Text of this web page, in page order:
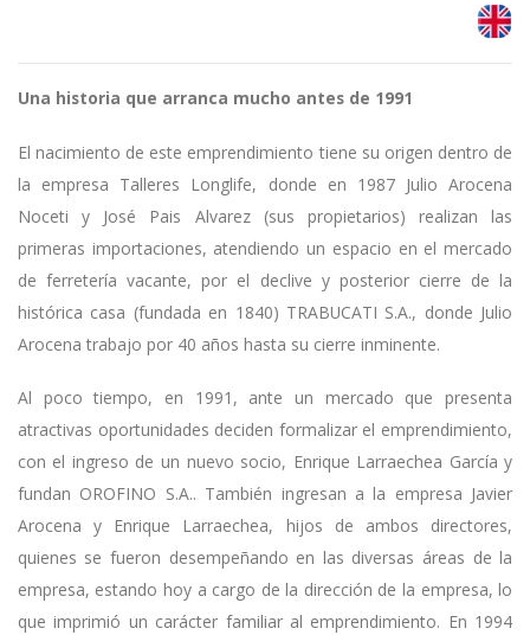
Una historia que arranca mucho antes de 1991
El nacimiento de este emprendimiento tiene su origen dentro de
la empresa Talleres Longlife, donde en 1987 Julio Arocena
Noceti y José Pais Alvarez (sus propietarios) realizan las
primeras importaciones, atendiendo un espacio en el mercado
de ferretería vacante, por el declive y posterior cierre de la
histórica casa (fundada en 1840) TRABUCATI S.A., donde Julio
Arocena trabajo por 40 años hasta su cierre inminente.
Al poco tiempo, en 1991, ante un mercado que presenta
atractivas oportunidades deciden formalizar el emprendimiento,
con el ingreso de un nuevo socio, Enrique Larraechea García y
fundan OROFINO S.A.. También ingresan a la empresa Javier
Arocena y Enrique Larraechea, hijos de ambos directores,
quienes se fueron desempeñando en las diversas áreas de la
empresa, estando hoy a cargo de la dirección de la empresa, lo
que imprimió un carácter familiar al emprendimiento. En 1994